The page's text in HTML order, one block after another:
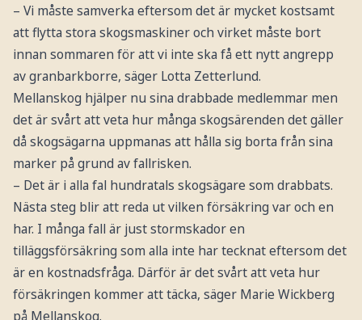
– Vi måste samverka eftersom det är mycket kostsamt
att flytta stora skogsmaskiner och virket måste bort
innan sommaren för att vi inte ska få ett nytt angrepp
av granbarkborre, säger Lotta Zetterlund.
Mellanskog hjälper nu sina drabbade medlemmar men
det är svårt att veta hur många skogsärenden det gäller
då skogsägarna uppmanas att hålla sig borta från sina
marker på grund av fallrisken.
– Det är i alla fal hundratals skogsägare som drabbats.
Nästa steg blir att reda ut vilken försäkring var och en
har. I många fall är just stormskador en
tilläggsförsäkring som alla inte har tecknat eftersom det
är en kostnadsfråga. Därför är det svårt att veta hur
försäkringen kommer att täcka, säger Marie Wickberg
på Mellanskog.